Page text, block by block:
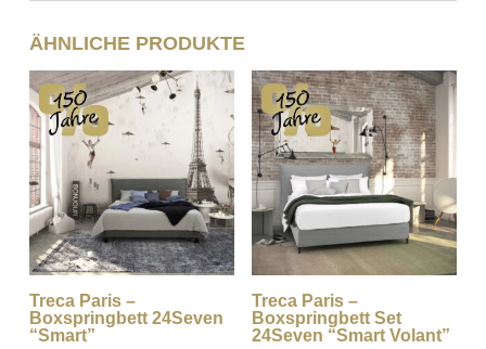
ÄHNLICHE PRODUKTE
Treca Paris –
Boxspringbett 24Seven
“Smart”
Treca Paris –
Boxspringbett Set
24Seven “Smart Volant”